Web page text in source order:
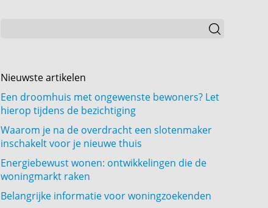
Nieuwste artikelen
Een droomhuis met ongewenste bewoners? Let
hierop tijdens de bezichtiging
Waarom je na de overdracht een slotenmaker
inschakelt voor je nieuwe thuis
Energiebewust wonen: ontwikkelingen die de
woningmarkt raken
Belangrijke informatie voor woningzoekenden